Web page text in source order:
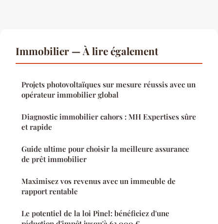
Immobilier — À lire également
Projets photovoltaïques sur mesure réussis avec un
opérateur immobilier global
Diagnostic immobilier cahors : MH Expertises sûre
et rapide
Guide ultime pour choisir la meilleure assurance
de prêt immobilier
Maximisez vos revenus avec un immeuble de
rapport rentable
Le potentiel de la loi Pinel: bénéficiez d'une